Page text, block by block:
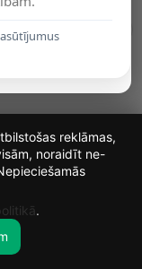
0
reklāmas,
noraidīt ne-
.